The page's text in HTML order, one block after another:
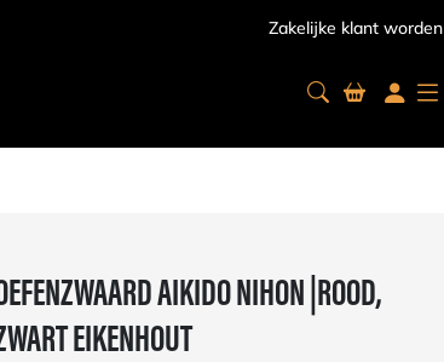
Zakelijke klant worden
AIKIDO NIHON |ROOD,
EIKENHOUT